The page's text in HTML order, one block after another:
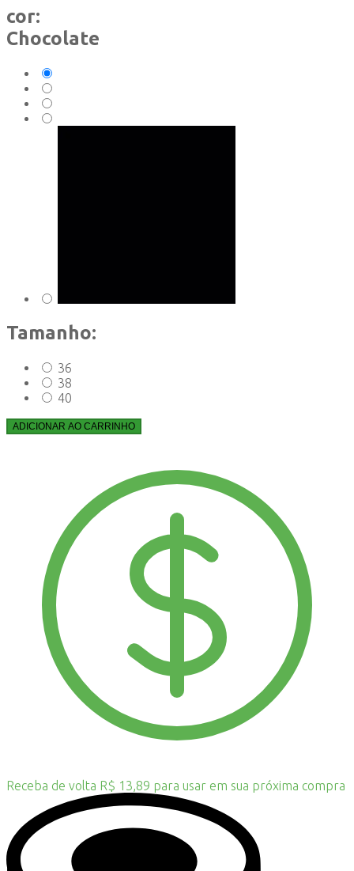
cor:
Chocolate
Tamanho:
36
38
40
ADICIONAR AO CARRINHO
Receba de volta R$ 13,89 para usar em sua próxima compra